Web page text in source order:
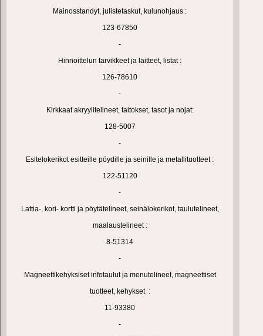
Mainosstandyt, julistetaskut, kulunohjaus :
123-67850
-
Hinnoittelun tarvikkeet ja laitteet, listat :
126-78610
-
Kirkkaat akryylitelineet, taitokset, tasot ja nojat:
128-5007
-
Esitelokerikot esitteille pöydille ja seinille ja metallituotteet :
122-51120
-
Lattia-, kori- kortti ja pöytätelineet, seinälokerikot, taulutelineet,
maalaustelineet :
8-51314
-
Magneettikehyksiset infotaulut ja menutelineet, magneettiset
tuotteet, kehykset :
11-93380
-